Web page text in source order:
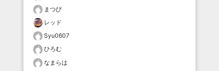
まつぴ
レッド
Syu0607
ひろむ
なまらは